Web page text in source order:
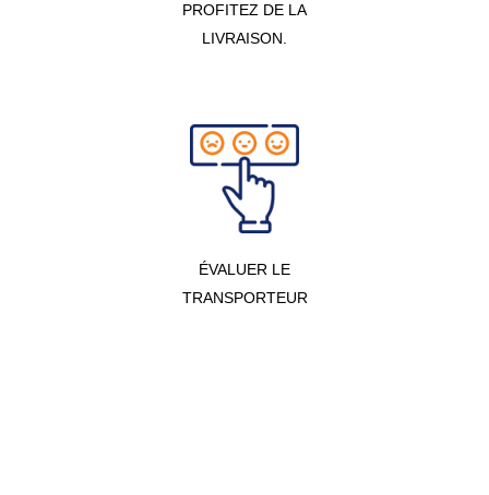
PROFITEZ DE LA
LIVRAISON.
ÉVALUER LE
TRANSPORTEUR